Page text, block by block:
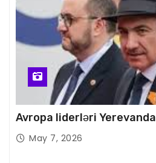
Avropa liderləri Yerevanda
May 7, 2026